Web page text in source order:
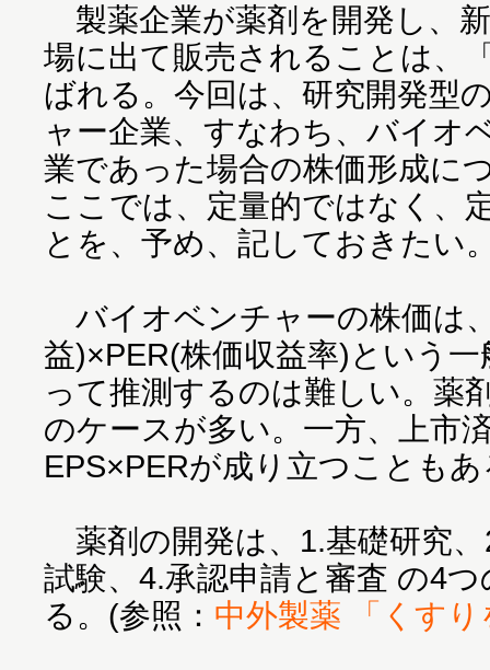
製薬企業が薬剤を開発し、
場に出て販売されることは、
ばれる。今回は、研究開発型
ャー企業、すなわち、バイオ
業であった場合の株価形成に
ここでは、定量的ではなく、
とを、予め、記しておきたい
バイオベンチャーの株価は
益)×PER(株価収益率)という
って推測するのは難しい。薬
のケースが多い。一方、上市
EPS×PERが成り立つことも
薬剤の開発は、1.基礎研究
試験、4.承認申請と審査 の4
る。(参照： 中外製薬 「くす